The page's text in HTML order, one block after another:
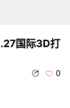
国际3D打
0